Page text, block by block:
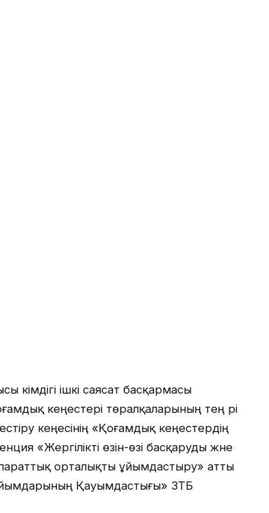
әкімдігі ішкі саясат басқармасы
кеңестері төралқаларының тең әрі
кеңесінің «Қоғамдық кеңестердің
«Жергілікті өзін-өзі басқаруды және
орталықты ұйымдастыру» атты
Қауымдастығы» ЗТБ